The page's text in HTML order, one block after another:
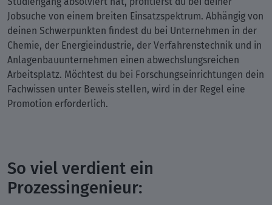
Jobsuche von einem breiten Einsatzspektrum. Abhängig von
deinen Schwerpunkten findest du bei Unternehmen in der
Chemie, der Energieindustrie, der Verfahrenstechnik und in
Anlagenbauunternehmen einen abwechslungsreichen
Arbeitsplatz. Möchtest du bei Forschungseinrichtungen dein
Fachwissen unter Beweis stellen, wird in der Regel eine
Promotion erforderlich.
So viel verdient ein
Prozessingenieur: